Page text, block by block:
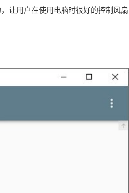
让用户在使用电脑时很好的控制风扇